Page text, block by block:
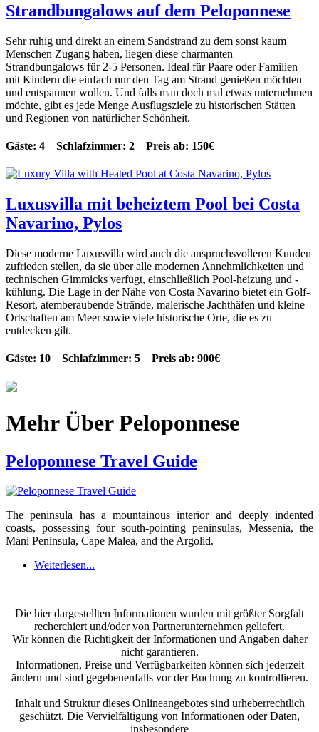
Strandbungalows auf dem Peloponnese
Sehr ruhig und direkt an einem Sandstrand zu dem sonst kaum
Menschen Zugang haben, liegen diese charmanten
Strandbungalows für 2-5 Personen. Ideal für Paare oder Familien
mit Kindern die einfach nur den Tag am Strand genießen möchten
und entspannen wollen. Und falls man doch mal etwas unternehmen
möchte, gibt es jede Menge Ausflugsziele zu historischen Stätten
und Regionen von natürlicher Schönheit.
Gäste: 4 Schlafzimmer: 2 Preis ab: 150€
Luxusvilla mit beheiztem Pool bei Costa
Navarino, Pylos
Diese moderne Luxusvilla wird auch die anspruchsvolleren Kunden
zufrieden stellen, da sie über alle modernen Annehmlichkeiten und
technischen Gimmicks verfügt, einschließlich Pool-heizung und -
kühlung. Die Lage in der Nähe von Costa Navarino bietet ein Golf-
Resort, atemberaubende Strände, malerische Jachthäfen und kleine
Ortschaften am Meer sowie viele historische Orte, die es zu
entdecken gilt.
Gäste: 10 Schlafzimmer: 5 Preis ab: 900€
Mehr Über Peloponnese
Peloponnese Travel Guide
The peninsula has a mountainous interior and deeply indented
coasts, possessing four south-pointing peninsulas, Messenia, the
Mani Peninsula, Cape Malea, and the Argolid.
Weiterlesen...
Die hier dargestellten Informationen wurden mit größter Sorgfalt
recherchiert und/oder von Partnerunternehmen geliefert.
Wir können die Richtigkeit der Informationen und Angaben daher
nicht garantieren.
Informationen, Preise und Verfügbarkeiten können sich jederzeit
ändern und sind gegebenenfalls vor der Buchung zu kontrollieren.
Inhalt und Struktur dieses Onlineangebotes sind urheberrechtlich
geschützt. Die Vervielfältigung von Informationen oder Daten,
insbesondere